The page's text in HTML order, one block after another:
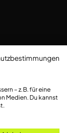
– z. B. für eine
Medien. Du kannst